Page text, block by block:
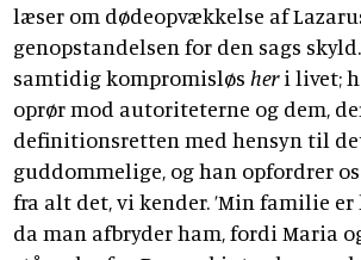
læser om dødeopvækkelse af
genopstandelsen for den sags skyld.
samtidig kompromisløs heri livet;
oprør mod autoriteterne og dem,
definitionsretten med hensyn til
guddommelige, og han opfordrer
fra alt det, vi kender. ’Min familie er
da man afbryder ham, fordi Maria